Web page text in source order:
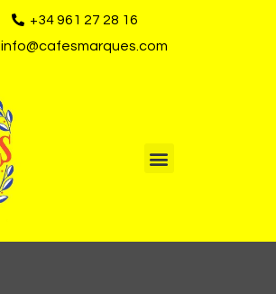
+34 961 27 28 16
info@cafesmarques.com